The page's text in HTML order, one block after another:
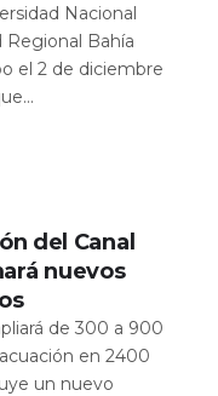
Nacional
Regional Bahía
el 2 de diciembre
del Canal
nuevos
de 300 a 900
en 2400
un nuevo